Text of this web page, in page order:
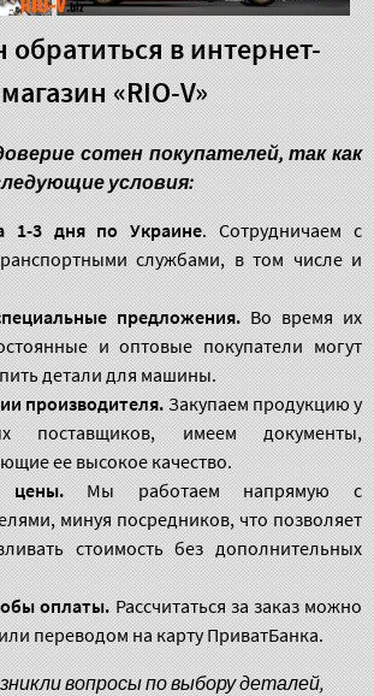
в интернет-
магазин «RIO-V»
сотен покупателей, так как
условия:
1-3 дня по Украине. Сотрудничаем с
службами, в том числе и
предложения.Во время их
и оптовые покупатели могут
детали для машины.
производителя.Закупаем продукцию у
поставщиков, имеем документы,
ее высокое качество.
цены.Мы работаем напрямую с
минуя посредников, что позволяет
стоимость без дополнительных
оплаты.Рассчитаться за заказ можно
переводом на карту ПриватБанка.
вопросы по выбору деталей,